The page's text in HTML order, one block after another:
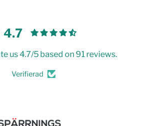
4.7
us 4.7/5 based on 91 reviews.
Verifierad